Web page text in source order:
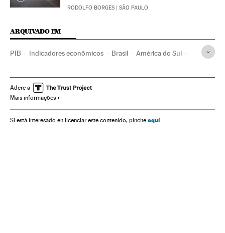
RODOLFO BORGES | SÃO PAULO
ARQUIVADO EM
PIB Indicadores econômicos Brasil América do Sul
Adere a
Mais informações
Si está interesado en licenciar este contenido, pinche aquí